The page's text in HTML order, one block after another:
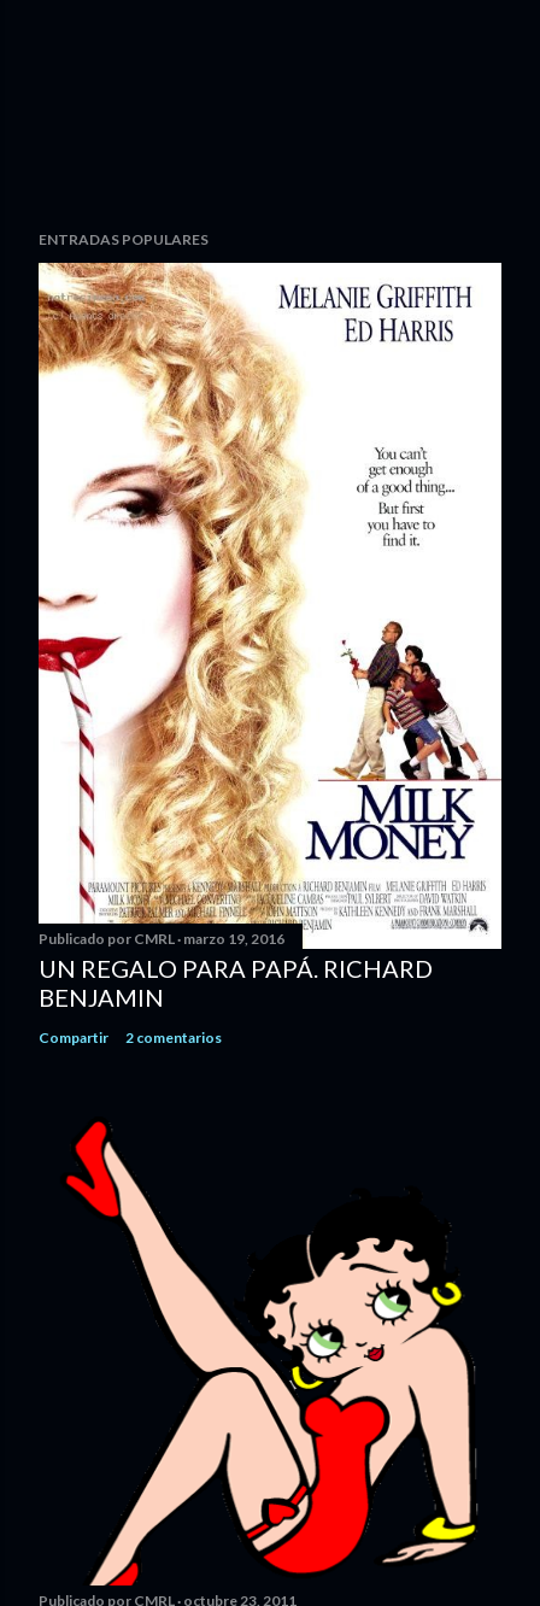
ENTRADAS POPULARES
Publicado por CMRL marzo 19, 2016
UN REGALO PARA PAPÁ. RICHARD
BENJAMIN
Compartir 2 comentarios
Publicado por CMRL octubre 23, 2011